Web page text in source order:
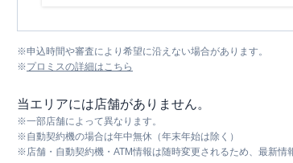
※申込時間や審査により希望に沿えない場合があります。
※プロミスの詳細はこちら
当エリアには店舗がありません。
※一部店舗によって異なります。
※自動契約機の場合は年中無休（年末年始は除く）
※店舗・自動契約機・ATM情報は随時変更されるため、最新